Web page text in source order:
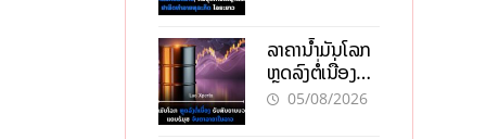
ໄລຍະຍາວ
ລາຄານ້ຳມັນໂລກ
ຫຼຸດລົງຕໍ່ເນື່ອງ
ຮັບສັນຍານບວກ
05/08/2026